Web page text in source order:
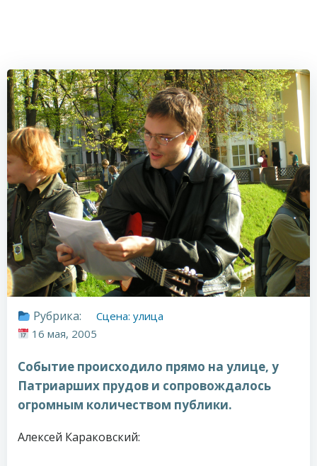
Рубрика:
Сцена: улица
16 мая, 2005
Событие происходило прямо на улице, у
Патриарших прудов и сопровождалось
огромным количеством публики.
Алексей Караковский: